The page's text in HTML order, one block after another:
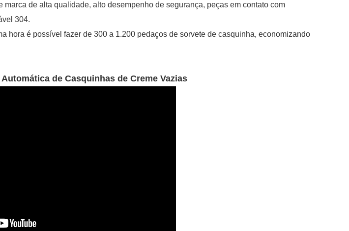
marca de alta qualidade, alto desempenho de segurança, peças em contato com
304.
hora é possível fazer de 300 a 1.200 pedaços de sorvete de casquinha, economizando
de Casquinhas de Creme Vazias